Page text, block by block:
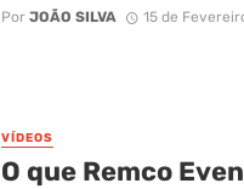
Por JOÃO SILVA 15 de
VÍDEOS
O que Remco